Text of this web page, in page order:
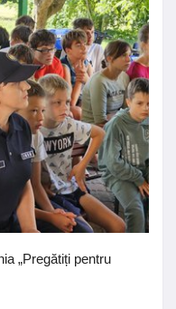
„Pregătiți pentru